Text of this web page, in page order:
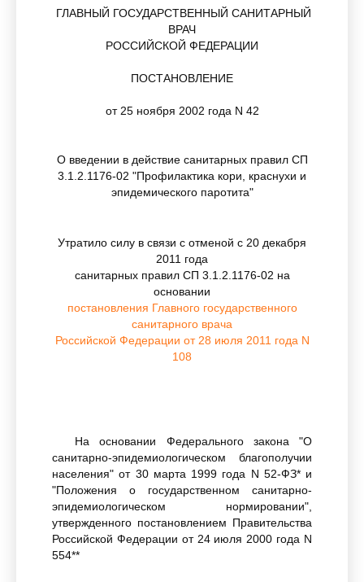
ГЛАВНЫЙ ГОСУДАРСТВЕННЫЙ САНИТАРНЫЙ
ВРАЧ
РОССИЙСКОЙ ФЕДЕРАЦИИ
ПОСТАНОВЛЕНИЕ
от 25 ноября 2002 года N 42
О введении в действие санитарных правил СП
3.1.2.1176-02 "Профилактика кори, краснухи и
эпидемического паротита"
Утратило силу в связи с отменой с 20 декабря
2011 года
санитарных правил СП 3.1.2.1176-02 на
основании
постановления Главного государственного
санитарного врача
Российской Федерации от 28 июля 2011 года N
108
На основании Федерального закона "О
санитарно-эпидемиологическом благополучии
населения" от 30 марта 1999 года N 52-ФЗ* и
"Положения о государственном санитарно-
эпидемиологическом нормировании",
утвержденного постановлением Правительства
Российской Федерации от 24 июля 2000 года N
554**